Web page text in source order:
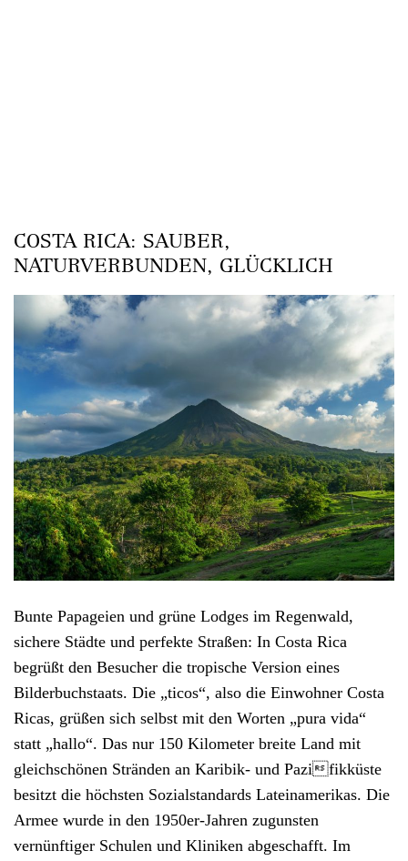
COSTA RICA: SAUBER,
NATURVERBUNDEN, GLÜCKLICH
Bunte Papageien und grüne Lodges im Regenwald,
sichere Städte und perfekte Straßen: In Costa Rica
begrüßt den Besucher die tropische Version eines
Bilderbuchstaats. Die „ticos“, also die Einwohner Costa
Ricas, grüßen sich selbst mit den Worten „pura vida“
statt „hallo“. Das nur 150 Kilometer breite Land mit
gleichschönen Stränden an Karibik- und Pazifikküste
besitzt die höchsten Sozialstandards Lateinamerikas. Die
Armee wurde in den 1950er-Jahren zugunsten
vernünftiger Schulen und Kliniken abgeschafft. Im